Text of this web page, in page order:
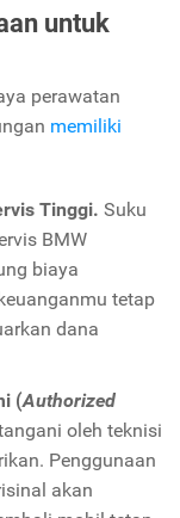
untuk
perawatan
memiliki
Tinggi. Suku
BMW
biaya
tetap
dana
(Authorized
oleh teknisi
Penggunaan
akan